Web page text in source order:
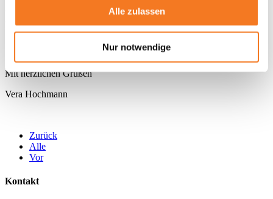
Alle zulassen
Nur notwendige
dafür einzusetzen, dass auch anderen Jugendlichen diese Chance
E-Mail anv.hochmann@aktuelles-forum.deerreichen.
Ich freue mich sehr auf eine gelungene Zusammenarbeit!
Mit herzlichen Grüßen
Vera Hochmann
Zurück
Alle
Vor
Kontakt